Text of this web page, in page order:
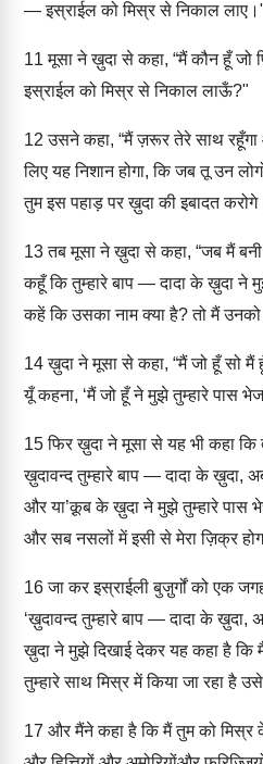
— इस्राईल को मिस्र से निकाल
11 मूसा ने ख़ुदा से कहा, “मैं कौन हूँ
इस्राईल को मिस्र से निकाल लाऊँ?"
12 उसने कहा, “मैं ज़रूर तेरे साथ
लिए यह निशान होगा, कि जब तू उन
तुम इस पहाड़ पर ख़ुदा की इबादत
13तब मूसा ने ख़ुदा से कहा, “जब मैं
कहूँ कि तुम्हारे बाप — दादा के ख़ुदा ने
कहें कि उसका नाम क्या है? तो मैं
14ख़ुदा ने मूसा से कहा, “मैं जो हूँ सो
यूँ कहना, ‘मैं जो हूँ ने मुझे तुम्हारे पास
15फिर ख़ुदा ने मूसा से यह भी कहा
ख़ुदावन्द तुम्हारे बाप — दादा के ख़ुदा,
और या’क़ूब के ख़ुदा ने मुझे तुम्हारे पास
और सब नसलों में इसी से मेरा ज़िक्र
16जा कर इस्राईली बुजु़र्गों को एक
‘ख़ुदावन्द तुम्हारे बाप — दादा के
ख़ुदा ने मुझे दिखाई देकर यह कहा है कि
तुम्हारे साथ मिस्र में किया जा रहा है
17 और मैंने कहा है कि मैं तुम को मिस्र